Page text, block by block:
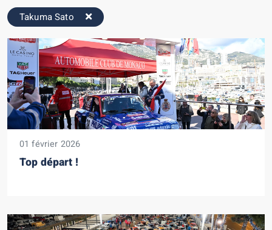
Takuma Sato
01 février 2026
Top départ !